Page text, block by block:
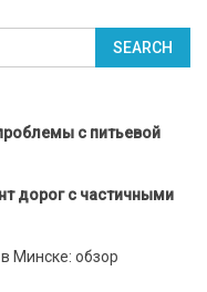
с питьевой
дорог с частичными
Минске: обзор